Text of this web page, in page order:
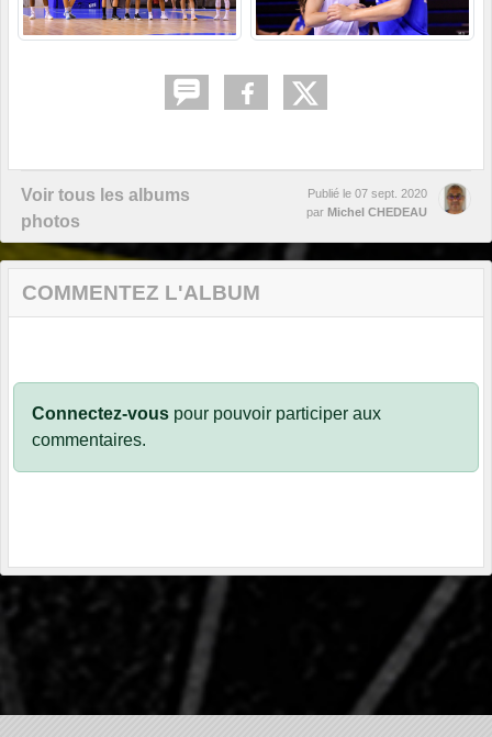
Voir tous les albums
photos
Publié le 07 sept. 2020
par Michel CHEDEAU
COMMENTEZ L'ALBUM
Connectez-vous pour pouvoir participer aux
commentaires.